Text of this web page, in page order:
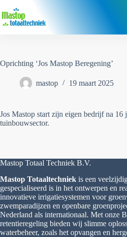
naar
de
Oprichting ‘Jos Mastop Beregening’
mastop 19 maart 2025
Jos Mastop start zijn eigen bedrijf na 16
tuinbouwsector.
Mastop Totaal Techniek B.V.
Mastop Totaaltechniek is een
gespecialiseerd is in het ontwerpen en
innovatieve irrigatiesystemen voor
zwemparadijzen en openbare
Nederland als internationaal. Met onze
retentieregeling bieden wij slimme
waterbeheer, zoals het opvangen en